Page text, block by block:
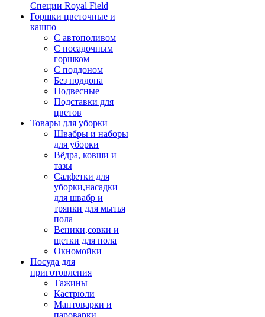
Специи Royal Field
Горшки цветочные и
кашпо
С автополивом
С посадочным
горшком
С поддоном
Без поддона
Подвесные
Подставки для
цветов
Товары для уборки
Швабры и наборы
для уборки
Вёдра, ковши и
тазы
Салфетки для
уборки,насадки
для швабр и
тряпки для мытья
пола
Веники,совки и
щетки для пола
Окномойки
Посуда для
приготовления
Тажины
Кастрюли
Мантоварки и
пароварки